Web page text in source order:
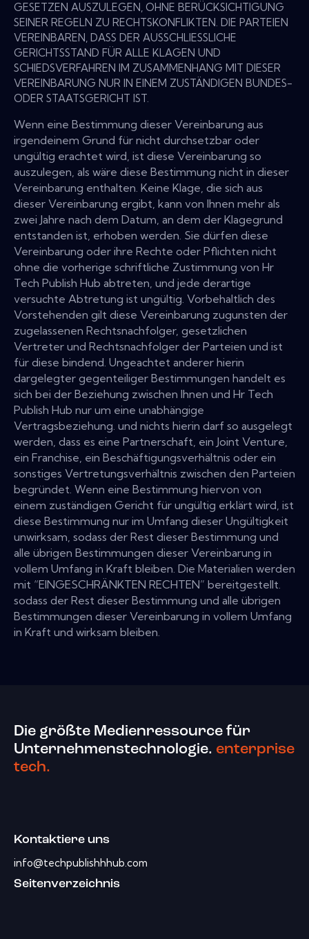
GESETZEN AUSZULEGEN, OHNE BERÜCKSICHTIGUNG
SEINER REGELN ZU RECHTSKONFLIKTEN. DIE PARTEIEN
VEREINBAREN, DASS DER AUSSCHLIESSLICHE
GERICHTSSTAND FÜR ALLE KLAGEN UND
SCHIEDSVERFAHREN IM ZUSAMMENHANG MIT DIESER
VEREINBARUNG NUR IN EINEM ZUSTÄNDIGEN BUNDES-
ODER STAATSGERICHT IST.
Wenn eine Bestimmung dieser Vereinbarung aus
irgendeinem Grund für nicht durchsetzbar oder
ungültig erachtet wird, ist diese Vereinbarung so
auszulegen, als wäre diese Bestimmung nicht in dieser
Vereinbarung enthalten. Keine Klage, die sich aus
dieser Vereinbarung ergibt, kann von Ihnen mehr als
zwei Jahre nach dem Datum, an dem der Klagegrund
entstanden ist, erhoben werden. Sie dürfen diese
Vereinbarung oder ihre Rechte oder Pflichten nicht
ohne die vorherige schriftliche Zustimmung von Hr
Tech Publish Hub abtreten, und jede derartige
versuchte Abtretung ist ungültig. Vorbehaltlich des
Vorstehenden gilt diese Vereinbarung zugunsten der
zugelassenen Rechtsnachfolger, gesetzlichen
Vertreter und Rechtsnachfolger der Parteien und ist
für diese bindend. Ungeachtet anderer hierin
dargelegter gegenteiliger Bestimmungen handelt es
sich bei der Beziehung zwischen Ihnen und Hr Tech
Publish Hub nur um eine unabhängige
Vertragsbeziehung. und nichts hierin darf so ausgelegt
werden, dass es eine Partnerschaft, ein Joint Venture,
ein Franchise, ein Beschäftigungsverhältnis oder ein
sonstiges Vertretungsverhältnis zwischen den Parteien
begründet. Wenn eine Bestimmung hiervon von
einem zuständigen Gericht für ungültig erklärt wird, ist
diese Bestimmung nur im Umfang dieser Ungültigkeit
unwirksam, sodass der Rest dieser Bestimmung und
alle übrigen Bestimmungen dieser Vereinbarung in
vollem Umfang in Kraft bleiben. Die Materialien werden
mit “EINGESCHRÄNKTEN RECHTEN” bereitgestellt.
sodass der Rest dieser Bestimmung und alle übrigen
Bestimmungen dieser Vereinbarung in vollem Umfang
in Kraft und wirksam bleiben.
Die größte Medienressource für
Unternehmenstechnologie. enterprise
tech.
Kontaktiere uns
info@techpublishhhub.com
Seitenverzeichnis